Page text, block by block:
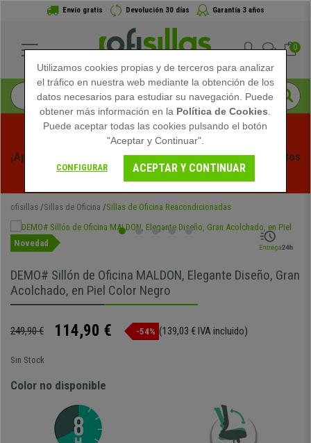
Envío gratis Devolución 30 días Garantía 3 años
0
¡Aprovecha las Rebajas de Verano en Ofisillas! Descuentos
Exclusivos por Tiempo Limitado - Ver Promo
ofisillas Sillas de Oficina Sillas de Oficina Reacondicionadas
Novedad
DEMO# Sillón de Oficina MALDON, Elegante Diseño, Gran
Acolchado, en Piel Color Negro
249,90 € 114,90 € -54% (139,03 € IVA incluido)
Sin Stock
Color no disponible
Utilizamos cookies propias y de terceros para analizar
el tráfico en nuestra web mediante la obtención de los
datos necesarios para estudiar su navegación. Puede
obtener más información en la Política de Cookies
Puede aceptar todas las cookies pulsando el botón
"Aceptar y Continuar".
CONFIGURAR ACEPTAR Y CONTINUAR